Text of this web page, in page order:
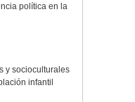
política en la
y socioculturales
infantil